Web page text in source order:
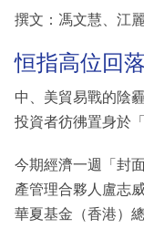
撰文：馮文慧、江
恒指高位回
中、美貿易戰的陰
投資者彷彿置身於
今期經濟一週「封
產管理合夥人盧志
華夏基金（香港）